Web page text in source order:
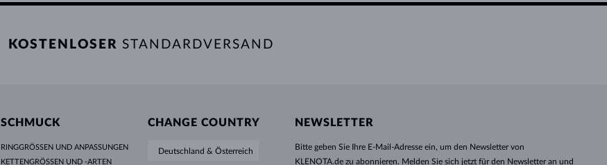
KOSTENLOSER STANDARDVERSAND
SCHMUCK
RINGGRÖSSEN UND ANPASSUNGEN
KETTENGRÖSSEN UND -ARTEN
CHANGE COUNTRY
Deutschland & Österreich
NEWSLETTER
Bitte geben Sie Ihre E-Mail-Adresse ein, um den Newsletter von
KLENOTA.de zu abonnieren. Melden Sie sich jetzt für den Newsletter an und